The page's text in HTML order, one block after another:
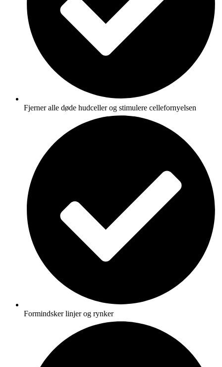
Fjerner alle døde hudceller og stimulere cellefornyelsen
Formindsker linjer og rynker